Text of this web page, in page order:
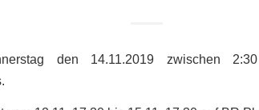
den 14.11.2019 zwischen